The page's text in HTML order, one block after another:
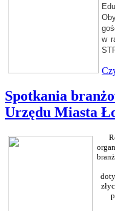
w
Spotkania
Urzędu Miasta